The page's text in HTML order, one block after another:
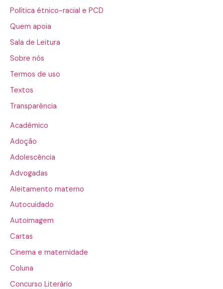
Política étnico-racial e PCD
Quem apoia
Sala de Leitura
Sobre nós
Termos de uso
Textos
Transparência
Acadêmico
Adoção
Adolescência
Advogadas
Aleitamento materno
Autocuidado
Autoimagem
Cartas
Cinema e maternidade
Coluna
Concurso Literário